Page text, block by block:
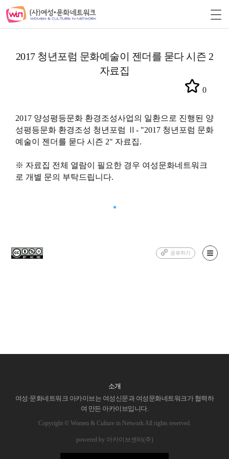
2017 청년포럼 문화예술이 젠더를 묻다 시즌 2
자료집
0
2017 양성평등문화 환경조성사업의 일환으로 진행된 양
성평등문화 환경조성 청년포럼
Ⅱ - "2017 청년포럼 문화
예술이 젠더를 묻다 시즌 2" 자료집.
※ 자료집 전체 열람이 필요한 경우 여성문화네트워크
로 개별 문의 부탁드립니다.
공유하기
소개
여성·문화네트워크 아카이브는 여성신문과 여성문화네트워크가 협력하
여 만든 아카이브입니다.
Copyright © Women & Culture in Network All rights reserved.
powered by 아카이브센터(주)